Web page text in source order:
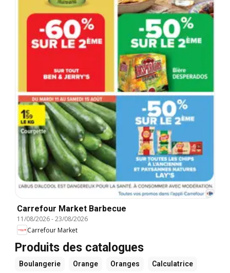
Carrefour Market Barbecue
11/08/2026-23/08/2026
Carrefour Market
Produits des catalogues
Boulangerie Orange Oranges Calculatrice